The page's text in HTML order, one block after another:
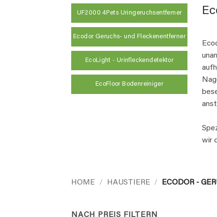
UF2000 4Pets Uringeruchsentferner
Ecodor Geruchs- und Fleckenentferner
EcoLight - Urinfleckendetektor
EcoFloor Bodenreiniger
wir
HOME / HAUSTIERE / ECODOR -
NACH PREIS FILTERN